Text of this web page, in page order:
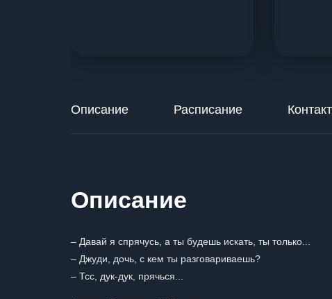
Описание Расписание
Описание
– Давай я спрячусь, а ты будешь искать, ты только...
– Джуди, дочь, с кем ты разговариваешь?
– Тсс, дук-дук, прячься...